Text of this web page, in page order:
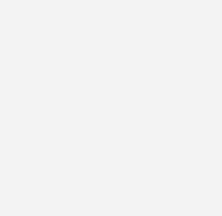
keine Frage von Eigentum sein“,
Planet Energy. „Mit diesem
wir hunderten Haushalten den
und stärken ihre Unabhängigkeit von
auf dem Laufenden bleiben? Dann
Newsletter von
größten verbandsunabhängigen
in Deutschland!